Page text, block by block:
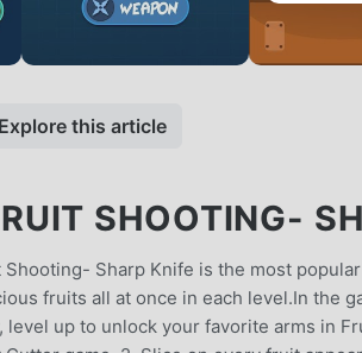
Explore this article
SHOOTING-
Shooting- Sharp Knife is the most
fruits all at once in each level.In the
level up to unlock your favorite arms in